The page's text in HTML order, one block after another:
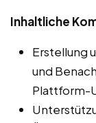
Inhaltliche
Erstellung
und
Plattform-